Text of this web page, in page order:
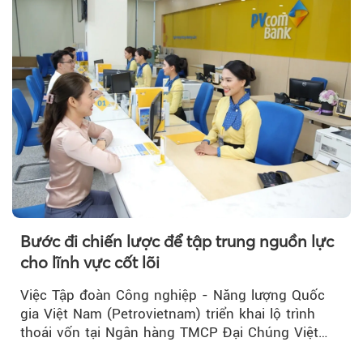
Bước đi chiến lược để tập trung nguồn lực
cho lĩnh vực cốt lõi
Việc Tập đoàn Công nghiệp - Năng lượng Quốc
gia Việt Nam (Petrovietnam) triển khai lộ trình
thoái vốn tại Ngân hàng TMCP Đại Chúng Việt